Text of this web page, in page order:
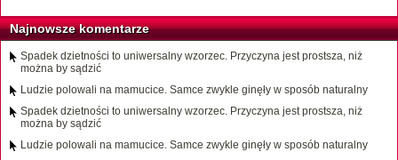
Najnowsze komentarze
Spadek dzietności to uniwersalny wzorzec. Przyczyna jest prostsza, niż
można by sądzić
Ludzie polowali na mamucice. Samce zwykle ginęły w sposób naturalny
Spadek dzietności to uniwersalny wzorzec. Przyczyna jest prostsza, niż
można by sądzić
Ludzie polowali na mamucice. Samce zwykle ginęły w sposób naturalny